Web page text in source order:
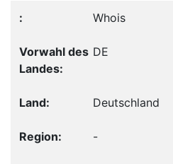
Whois
DE
Deutschland
-